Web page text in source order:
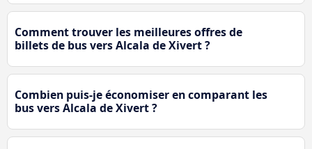
Comment trouver les meilleures offres de
billets de bus vers Alcala de Xivert ?
Combien puis-je économiser en comparant les
bus vers Alcala de Xivert ?